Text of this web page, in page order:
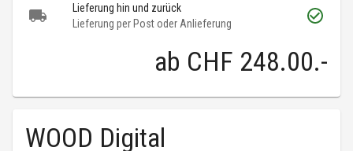
Lieferung hin und zurück
Lieferung per Post oder Anlieferung
ab CHF 248.00.-
WOOD Digital